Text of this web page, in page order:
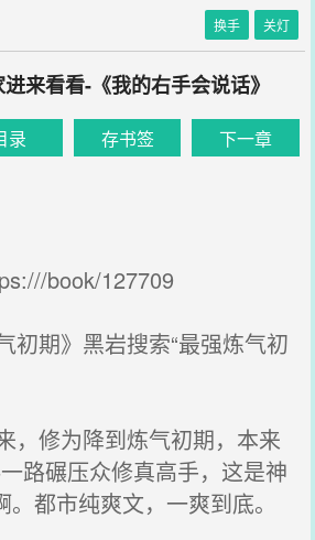
换手 关灯
来看看-《我的右手会说话》
录 存书签 下一章
book/127709
期》黑岩搜索“最强炼气初
，修为降到炼气初期，本来
路碾压众修真高手，这是神
都市纯爽文，一爽到底。